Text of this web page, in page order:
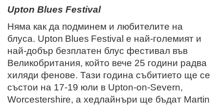
Upton Blues Festival
Няма как да подминем и любителите на
блуса. Upton Blues Festival е най-големият и
най-добър безплатен блус фестивал във
Великобритания, който вече 25 години радва
хиляди фенове. Тази година събитието ще се
състои на 17-19 юли в Upton-on-Severn,
Worcestershire, a хедлайнъри ще бъдат Martin